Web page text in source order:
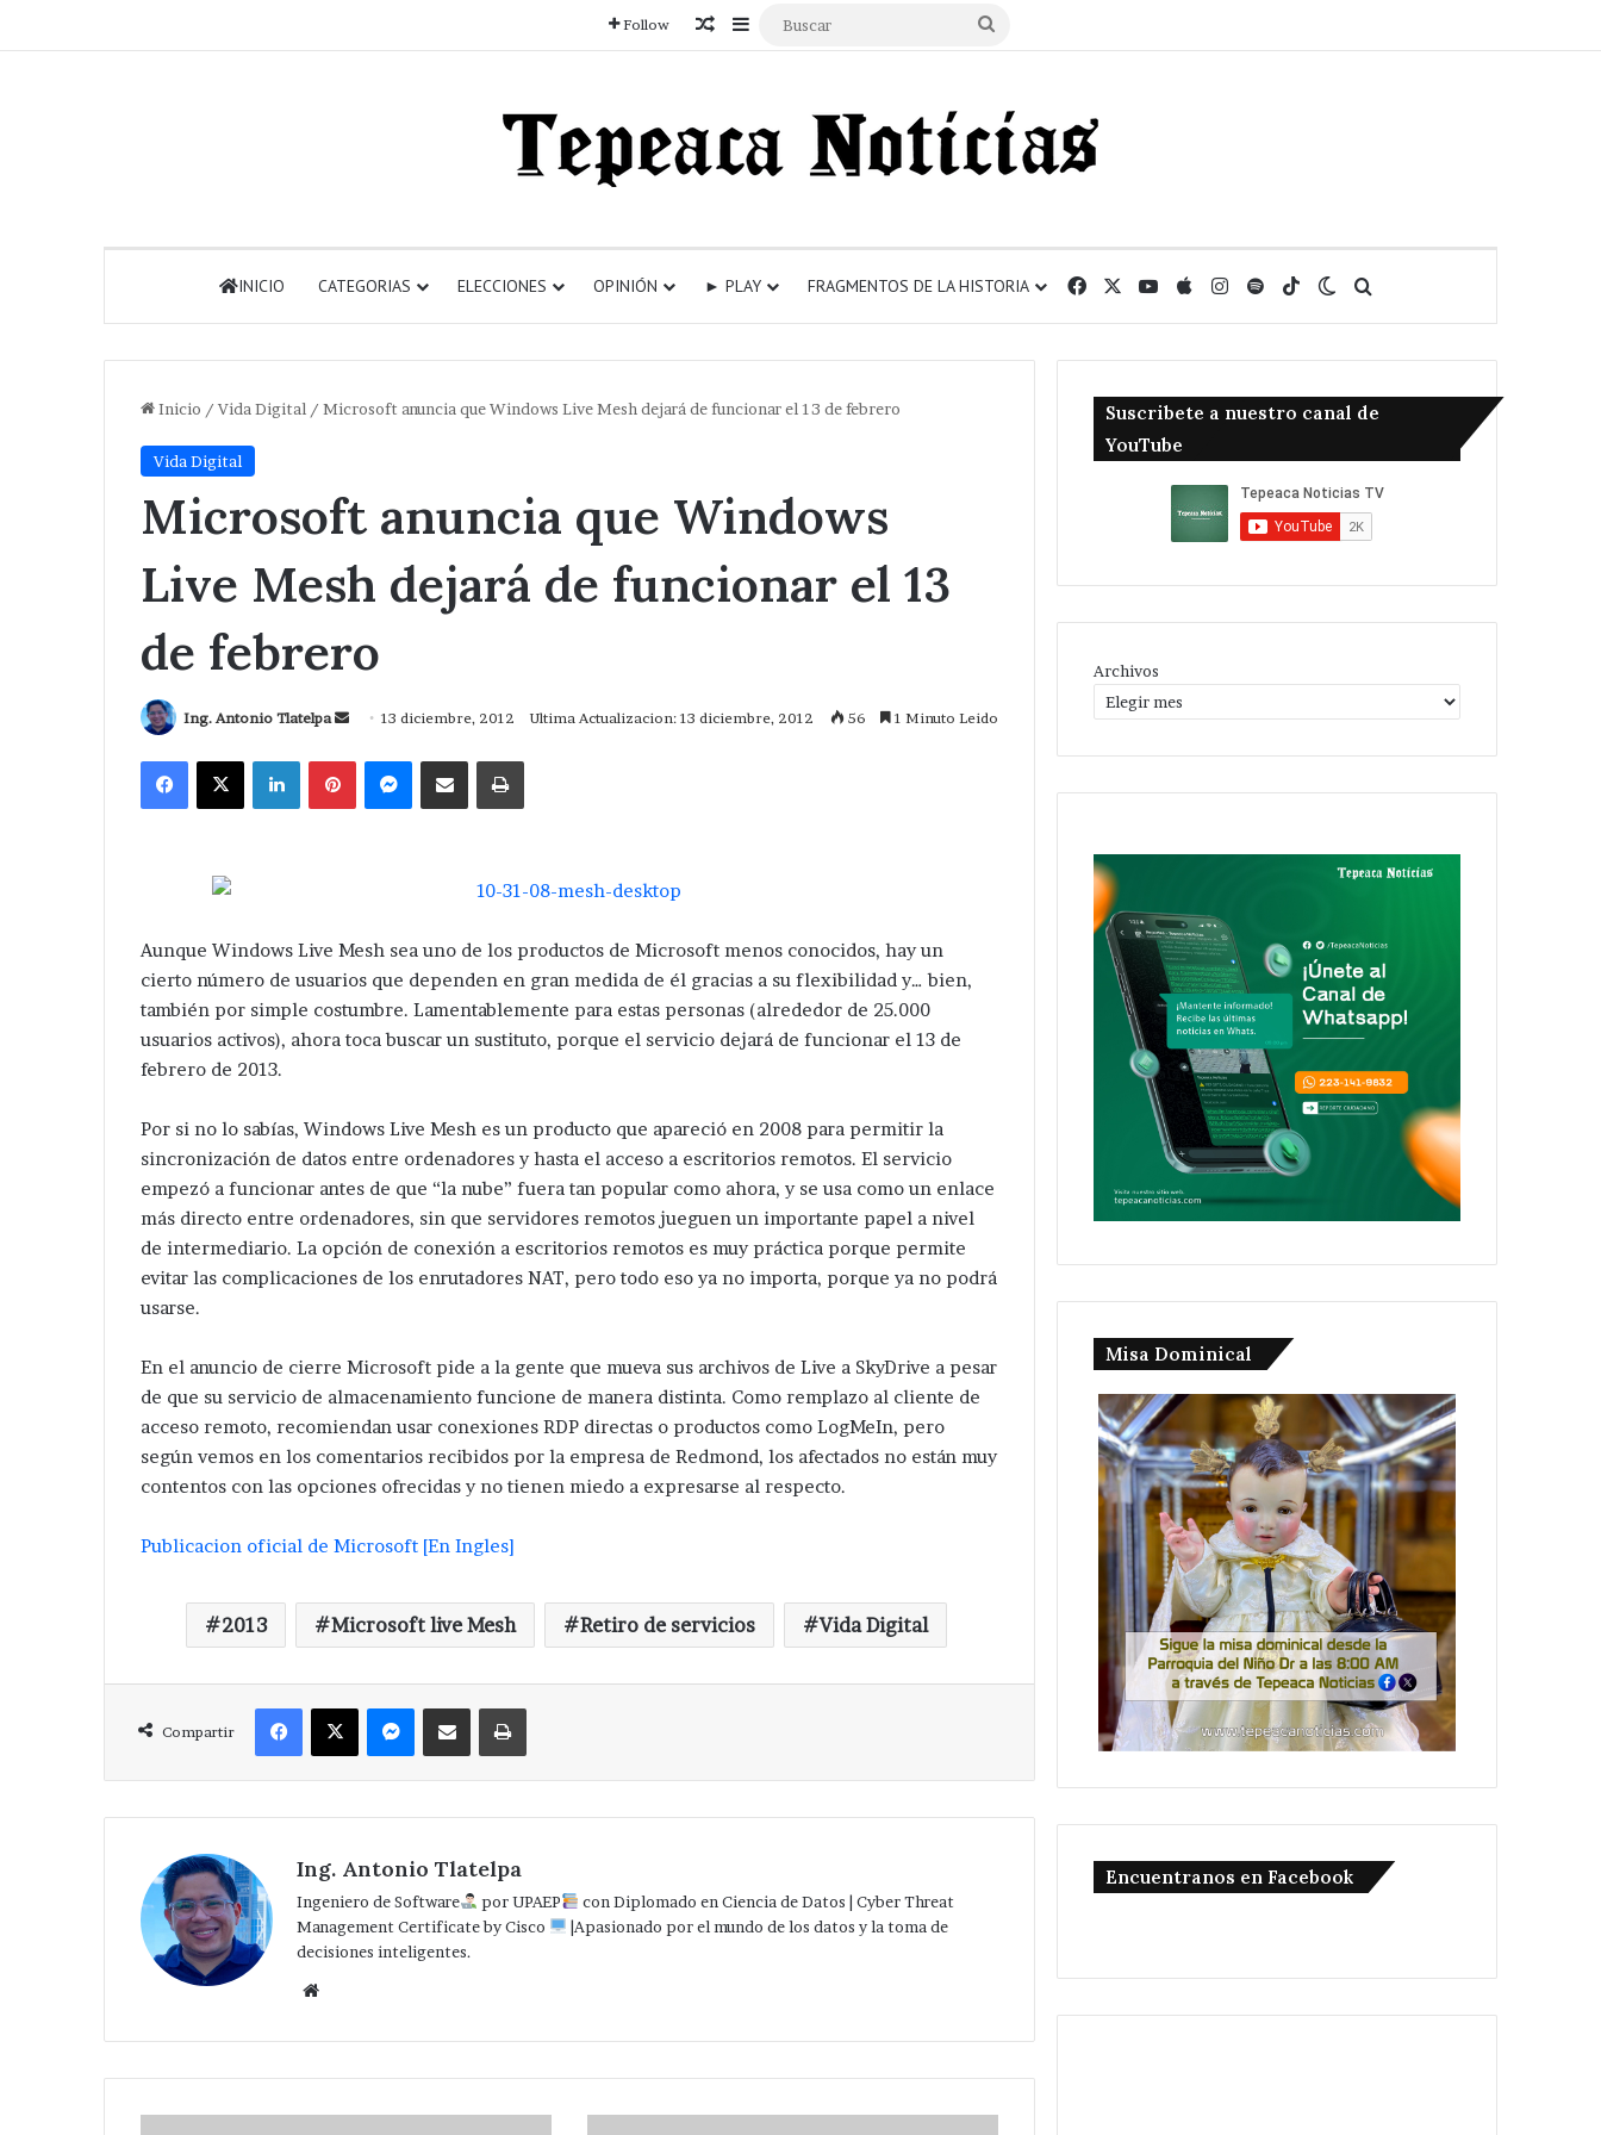
Follow Articulo aleatorio
Sidebar
INICIO CATEGORIAS ELECCIONES OPINIÓN ► PLAY FRAGMENTOS DE LA HISTORIA FacebookYouTube
AppleInstagram
SpotifyTikTokSwitch skin
Inicio / Vida Digital / Microsoft anuncia que Windows Live Mesh dejará de funcionar el 13 de febrero
Vida Digital
Microsoft anuncia que Windows
Live Mesh dejará de funcionar el 13
de febrero
Ing. Antonio Tlatelpa
Send
email
13 diciembre, 2012 Ultima Actualizacion: 13 diciembre, 2012 56 1 Minuto Leido
Facebook
X LinkedInPinterestMessengerCompartir via CorreoImprimir
Aunque Windows Live Mesh sea uno de los productos de Microsoft menos conocidos, hay un
cierto número de usuarios que dependen en gran medida de él gracias a su flexibilidad y… bien,
también por simple costumbre. Lamentablemente para estas personas (alrededor de 25.000
usuarios activos), ahora toca buscar un sustituto, porque el servicio dejará de funcionar el 13 de
febrero de 2013.
Por si no lo sabías, Windows Live Mesh es un producto que apareció en 2008 para permitir la
sincronización de datos entre ordenadores y hasta el acceso a escritorios remotos. El servicio
empezó a funcionar antes de que “la nube” fuera tan popular como ahora, y se usa como un enlace
más directo entre ordenadores, sin que servidores remotos jueguen un importante papel a nivel
de intermediario. La opción de conexión a escritorios remotos es muy práctica porque permite
evitar las complicaciones de los enrutadores NAT, pero todo eso ya no importa, porque ya no podrá
usarse.
En el anuncio de cierre Microsoft pide a la gente que mueva sus archivos de Live a SkyDrive a pesar
de que su servicio de almacenamiento funcione de manera distinta. Como remplazo al cliente de
acceso remoto, recomiendan usar conexiones RDP directas o productos como LogMeIn, pero
según vemos en los comentarios recibidos por la empresa de Redmond, los afectados no están muy
contentos con las opciones ofrecidas y no tienen miedo a expresarse al respecto.
Publicacion oficial de Microsoft [En Ingles]
2013 Microsoft live Mesh Retiro de servicios Vida Digital
Compartir
Facebook
X MessengerCompartir via CorreoImprimir
Ing. Antonio Tlatelpa
Ingeniero de Software por UPAEP
con Diplomado en Ciencia de Datos | Cyber Threat
Management Certificate by Cisco
|Apasionado por el mundo de los datos y la toma de
decisiones inteligentes.
Suscribete a nuestro canal de
YouTube
Archivos
Misa Dominical
Encuentranos en Facebook